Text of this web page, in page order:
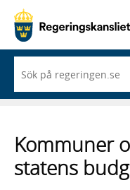
du
börjar
skriva
en
lista
med
Kommuner
statens